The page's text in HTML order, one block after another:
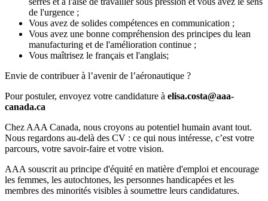
de l'urgence ;
Vous avez de solides compétences en communication ;
Vous avez une bonne compréhension des principes du lean
manufacturing et de l'amélioration continue ;
Vous maîtrisez le français et l'anglais;
Envie de contribuer à l’avenir de l’aéronautique ?
Pour postuler, envoyez votre candidature à elisa.costa@aaa-
canada.ca
Chez AAA Canada, nous croyons au potentiel humain avant tout.
Nous regardons au-delà des CV : ce qui nous intéresse, c’est votre
parcours, votre savoir-faire et votre vision.
AAA souscrit au principe d'équité en matière d'emploi et encourage
les femmes, les autochtones, les personnes handicapées et les
membres des minorités visibles à soumettre leurs candidatures.